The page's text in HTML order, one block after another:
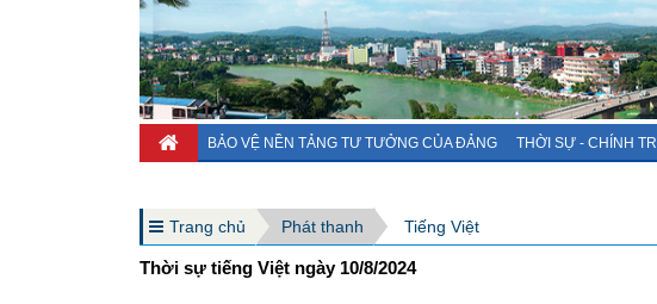
BẢO VỆ NỀN TẢNG TƯ TƯỞNG CỦA ĐẢNG THỜI SỰ - CHÍNH TRỊ
Trang chủ Phát thanh Tiếng Việt
Thời sự tiếng Việt ngày 10/8/2024